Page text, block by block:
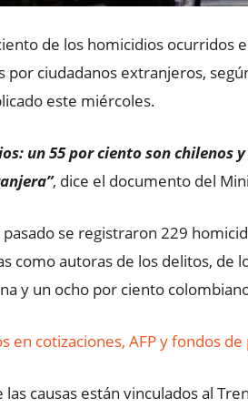
de los homicidios ocurridos
ciudadanos extranjeros,
este miércoles.
un 55 por ciento son chilenos
, dice el documento del
se registraron 229
como autoras de los delitos, de
y un ocho por ciento
en cotizaciones, AFP y fondos
causas están vinculados al